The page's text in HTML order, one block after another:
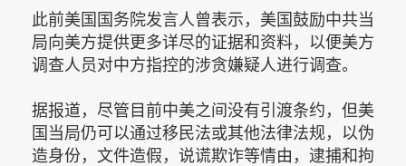
此前美国国务院发言人曾表示，美国鼓励中共当
局向美方提供更多详尽的证据和资料，以便美方
调查人员对中方指控的涉贪嫌疑人进行调查。
据报道，尽管目前中美之间没有引渡条约，但美
国当局仍可以通过移民法或其他法律法规，以伪
造身份，文件造假，说谎欺诈等情由，逮捕和拘